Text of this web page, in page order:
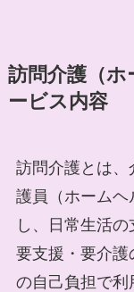
訪問介護（
ービス内容
訪問介護とは、
護員（ホームヘ
し、日常生活の
要支援・要介護
の自己負担で利